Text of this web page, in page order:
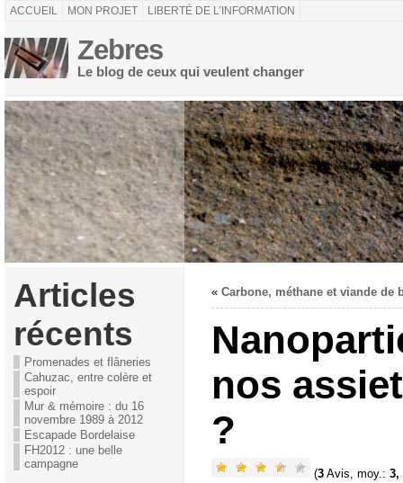
ACCUEIL MON PROJET LIBERTÉ DE L’INFORMATION
Zebres
Le blog de ceux qui veulent changer
Articles
récents
Promenades et flâneries
Cahuzac, entre colère et
espoir
Mur & mémoire : du 16
novembre 1989 à 2012
Escapade Bordelaise
FH2012 : une belle
campagne
« Carbone, méthane et viande de
nos
?
(3Avis, moy.: 3,